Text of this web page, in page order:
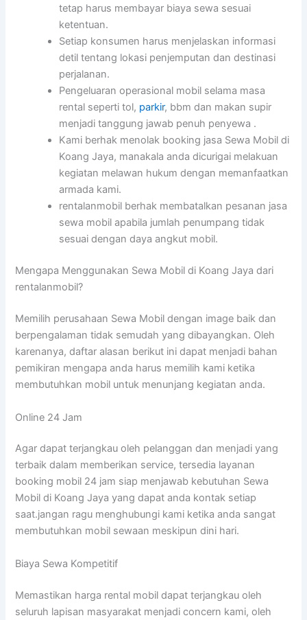
tetap harus membayar biaya sewa sesuai
ketentuan.
Setiap konsumen harus menjelaskan informasi
detil tentang lokasi penjemputan dan destinasi
perjalanan.
Pengeluaran operasional mobil selama masa
rental seperti tol, parkir, bbm dan makan supir
menjadi tanggung jawab penuh penyewa .
Kami berhak menolak booking jasa Sewa Mobil di
Koang Jaya, manakala anda dicurigai melakuan
kegiatan melawan hukum dengan memanfaatkan
armada kami.
rentalanmobil berhak membatalkan pesanan jasa
sewa mobil apabila jumlah penumpang tidak
sesuai dengan daya angkut mobil.
Mengapa Menggunakan Sewa Mobil di Koang Jaya dari
rentalanmobil?
Memilih perusahaan Sewa Mobil dengan image baik dan
berpengalaman tidak semudah yang dibayangkan. Oleh
karenanya, daftar alasan berikut ini dapat menjadi bahan
pemikiran mengapa anda harus memilih kami ketika
membutuhkan mobil untuk menunjang kegiatan anda.
Online 24 Jam
Agar dapat terjangkau oleh pelanggan dan menjadi yang
terbaik dalam memberikan service, tersedia layanan
booking mobil 24 jam siap menjawab kebutuhan Sewa
Mobil di Koang Jaya yang dapat anda kontak setiap
saat.jangan ragu menghubungi kami ketika anda sangat
membutuhkan mobil sewaan meskipun dini hari.
Biaya Sewa Kompetitif
Memastikan harga rental mobil dapat terjangkau oleh
seluruh lapisan masyarakat menjadi concern kami, oleh